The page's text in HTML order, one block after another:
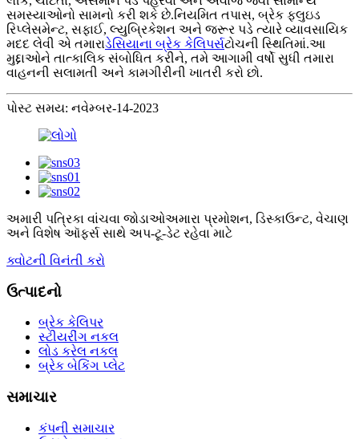
સમસ્યાઓનો સામનો કરી શકે છે.નિયમિત તપાસ, બ્રેક ફ્લુઇડ
રિપ્લેસમેન્ટ, સફાઈ, લ્યુબ્રિકેશન અને જરૂર પડે ત્યારે વ્યાવસાયિક
મદદ લેવી એ તમારાડેસિયાના બ્રેક કેલિપર્સટોચની સ્થિતિમાં.આ
મુદ્દાઓને તાત્કાલિક સંબોધિત કરીને, તમે આગામી વર્ષો સુધી તમારા
વાહનની સલામતી અને કામગીરીની ખાતરી કરો છો.
પોસ્ટ સમય: નવેમ્બર-14-2023
અમારી પત્રિકા વાંચવા જોડાઓઅમારા પ્રમોશન, ડિસ્કાઉન્ટ, વેચાણ
અને વિશેષ ઑફર્સ સાથે અપ-ટૂ-ડેટ રહેવા માટે
ક્વોટની વિનંતી કરો
ઉત્પાદનો
બ્રેક કેલિપર
સ્ટીયરીંગ નકલ
લોડ કરેલ નકલ
બ્રેક બેકિંગ પ્લેટ
સમાચાર
કંપની સમાચાર